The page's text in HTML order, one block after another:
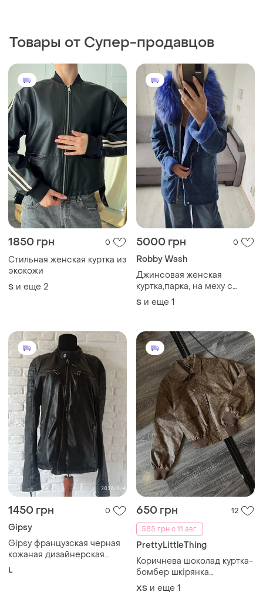
Товары от Супер-продавцов
1850 грн 0
Стильная женская куртка из
экокожи
S и еще 2
5000 грн 0
Robby Wash
Джинсовая женская
куртка,парка, на меху с
капишоном,еврозима
S и еще 1
1450 грн 0
Gipsy
Gipsy французская черная
кожаная дизайнерская
куртка размера l
L
650 грн
12
585 грн с 11 авг.
PrettyLittleThing
Коричнева шоколад куртка-
бомбер шкірянка
(вінтажний ефект) оверсайз
plt xs розмір
ХS и еще 1